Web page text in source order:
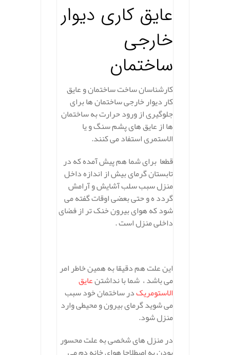
عایق کاری دیوار
خارجی
ساختمان
کارشناسان ساخت ساختمان و عایق
کار دیوار خارجی ساختمان ها برای
جلوگیری از ورود حرارت به ساختمان
ها از عایق های پشم سنگ و یا
الاستمری استفاد می کنند.
قطعا برای شما هم پیش آمده که در
تابستان گرمای بیش از اندازه داخل
منزل سبب سلب آشایش و آرامش
گردد ه و حتی بعضی اوقات گفته می
شود که هوای بیرون خنک تر از فضای
داخلی منزل است .
این علت هم دقیقا به همین خاطر امر
می باشد ، شما با نداشتنعایق
الاستومریکدر ساختمان خود سبب
می شوید گرمای بیرون و محیطی وارد
منزل شود.
در منزل های شخصی به علت محسور